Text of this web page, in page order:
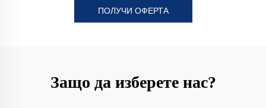
ПОЛУЧИ ОФЕРТА
Защо да изберете нас?